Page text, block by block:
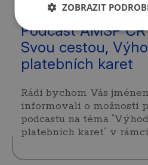
9. 11. 2021 | Tým AMSP ČR
Podcast AMSP
Svou cestou,
platebních karet
Rádi bychom Vás
informovali o možnosti
podcastu na téma
platebních karet“ v
ZOBRAZIT